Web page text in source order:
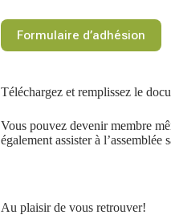
Formulaire d’adhésion
Téléchargez et remplissez le
Vous pouvez devenir membre
également assister à l’assemblée
Au plaisir de vous retrouver!